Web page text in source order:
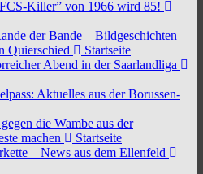
Killer” von 1966 wird 85!
der Bande – Bildgeschichten
Quierschied
Startseite
Abend in der Saarlandliga
Aktuelles aus der Borussen-
die Wambe aus der
machen
Startseite
– News aus dem Ellenfeld